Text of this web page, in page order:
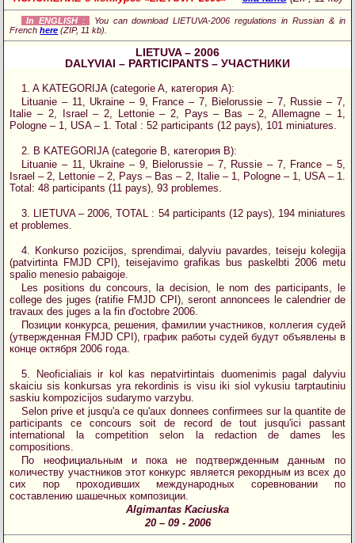
In ENGLISH :
You can download LIETUVA-2006 regulations in Russian & in
Frenchhere (ZIP, 11 kb).
LIETUVA – 2006
DALYVIAI – PARTICIPANTS – УЧАСТНИКИ
1. A KATEGORIJA (categorie A, категория А):
Lituanie – 11, Ukraine – 9, France – 7, Bielorussie – 7, Russie – 7,
Italie – 2, Israel – 2, Lettonie – 2, Pays – Bas – 2, Allemagne – 1,
Pologne – 1, USA – 1. Total : 52 participants (12 pays), 101 miniatures.
2. B KATEGORIJA (categorie B, категория B):
Lituanie – 11, Ukraine – 9, Bielorussie – 7, Russie – 7, France – 5,
Israel – 2, Lettonie – 2, Pays – Bas – 2, Italie – 1, Pologne – 1, USA – 1.
Total: 48 participants (11 pays), 93 problemes.
3. LIETUVA – 2006, TOTAL : 54 participants (12 pays), 194 miniatures
et problemes.
4. Konkurso pozicijos, sprendimai, dalyviu pavardes, teiseju kolegija
(patvirtinta FMJD CPI), teisejavimo grafikas bus paskelbti 2006 metu
spalio menesio pabaigoje.
Les positions du concours, la decision, le nom des participants, le
college des juges (ratifie FMJD CPI), seront annoncees le calendrier de
travaux des juges a la fin d'octobre 2006.
Позиции конкурса, решения, фамилии участников, коллегия судей
(утвержденная FMJD CPI), график работы судей будут объявлены в
конце октября 2006 года.
5. Neoficialiais ir kol kas nepatvirtintais duomenimis pagal dalyviu
skaiciu sis konkursas yra rekordinis is visu iki siol vykusiu tarptautiniu
saskiu kompozicijos sudarymo varzybu.
Selon prive et jusqu'a ce qu'aux donnees confirmees sur la quantite de
participants ce concours soit de record de tout jusqu'ici passant
international la competition selon la redaction de dames les
compositions.
По неофициальным и пока не подтвержденным данным по
количеству участников этот конкурс является рекордным из всех до
сих пор проходивших международных соревновании по
составлению шашечных композиции.
Algimantas Kaciuska
20 – 09 - 2006